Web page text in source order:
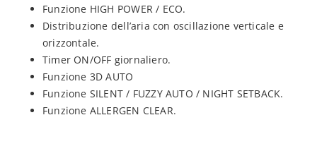
Funzione HIGH POWER / ECO.
Distribuzione dell’aria con oscillazione verticale e
orizzontale.
Timer ON/OFF giornaliero.
Funzione 3D AUTO
Funzione SILENT / FUZZY AUTO / NIGHT SETBACK.
Funzione ALLERGEN CLEAR.